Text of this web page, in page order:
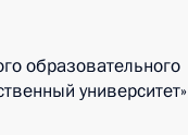
образовательного
университет»